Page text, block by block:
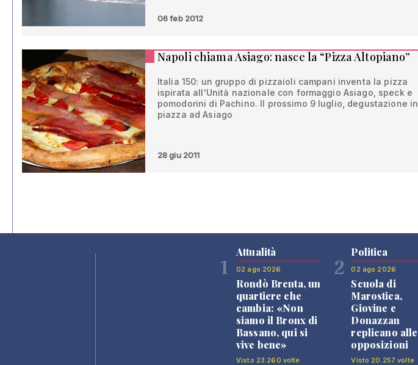
06 feb 2012
Napoli chiama Asiago: nasce la “Pizza Altopiano”
Italia 150: un gruppo di pizzaioli campani inventa la pizza
ispirata all'Unità nazionale con formaggio Asiago, speck e
pomodorini di Pachino. Il prossimo 9 luglio, degustazione in
piazza ad Asiago
28 giu 2011
1
Attualità
02 ago 2026
Rondò Brenta, un
quartiere che
cambia: «Non
siamo il Bronx di
Bassano, qui si
vive bene»
Visto 23.260 volte
2
Politica
02 ago 2026
Scuola di
Marostica,
Giovine e
Donazzan
replicano alle
opposizioni
Visto 20.257 volte